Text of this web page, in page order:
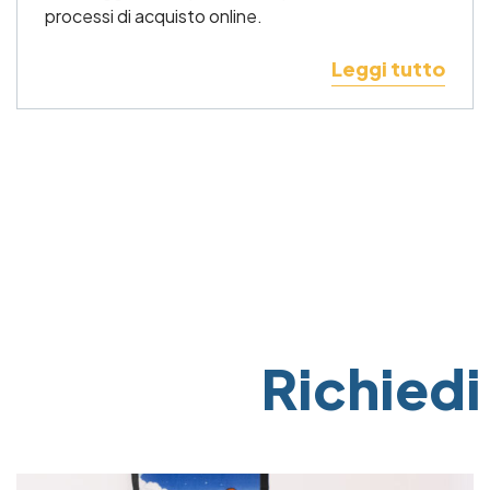
processi di acquisto online.
Leggi tutto